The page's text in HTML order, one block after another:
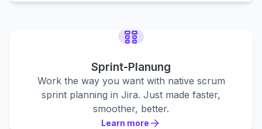
Learn more
Sprint-Planung
Work the way you want with native scrum
sprint planning in Jira. Just made faster,
smoother, better.
Learn more